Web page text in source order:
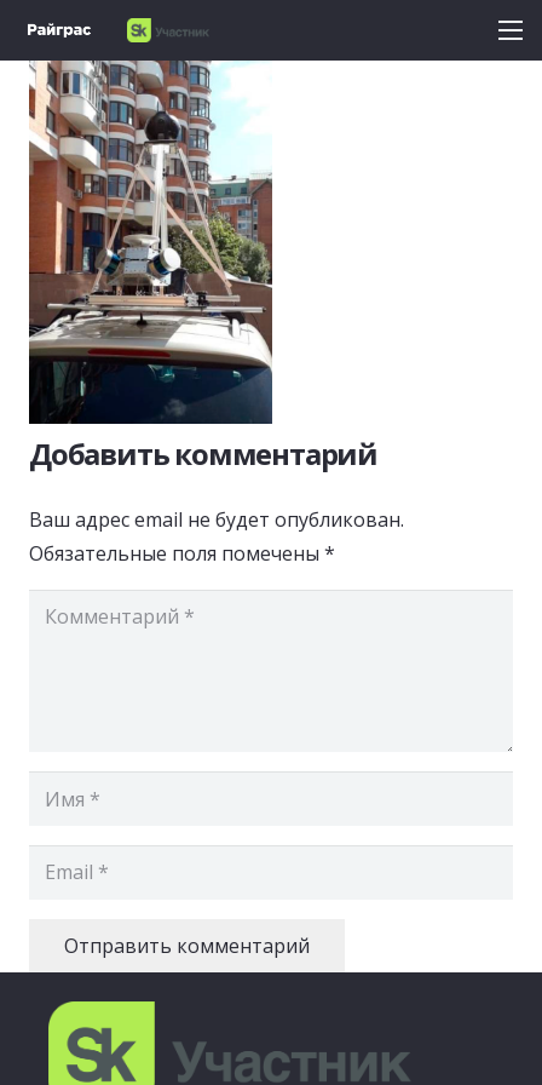
Добавить комментарий
Ваш адрес email не будет опубликован.
Обязательные поля помечены *
Отправить комментарий